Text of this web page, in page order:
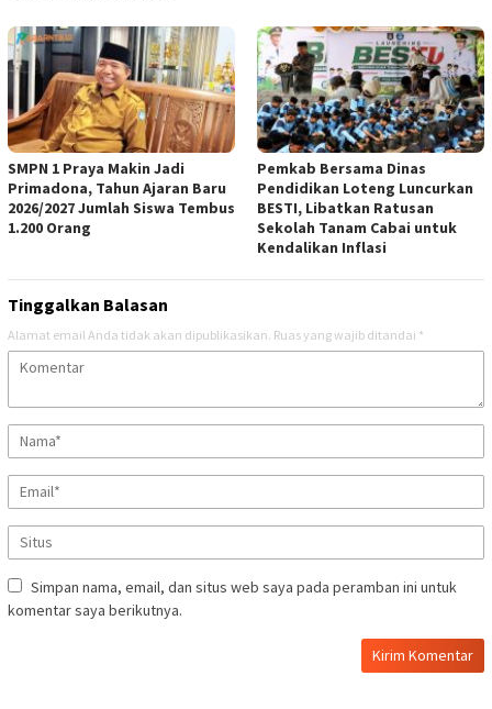
SMPN 1 Praya Makin Jadi
Primadona, Tahun Ajaran Baru
2026/2027 Jumlah Siswa Tembus
1.200 Orang
Pemkab Bersama Dinas
Pendidikan Loteng Luncurkan
BESTI, Libatkan Ratusan
Sekolah Tanam Cabai untuk
Kendalikan Inflasi
Tinggalkan Balasan
Alamat email Anda tidak akan dipublikasikan. Ruas yang wajib ditandai *
Simpan nama, email, dan situs web saya pada peramban ini untuk
komentar saya berikutnya.